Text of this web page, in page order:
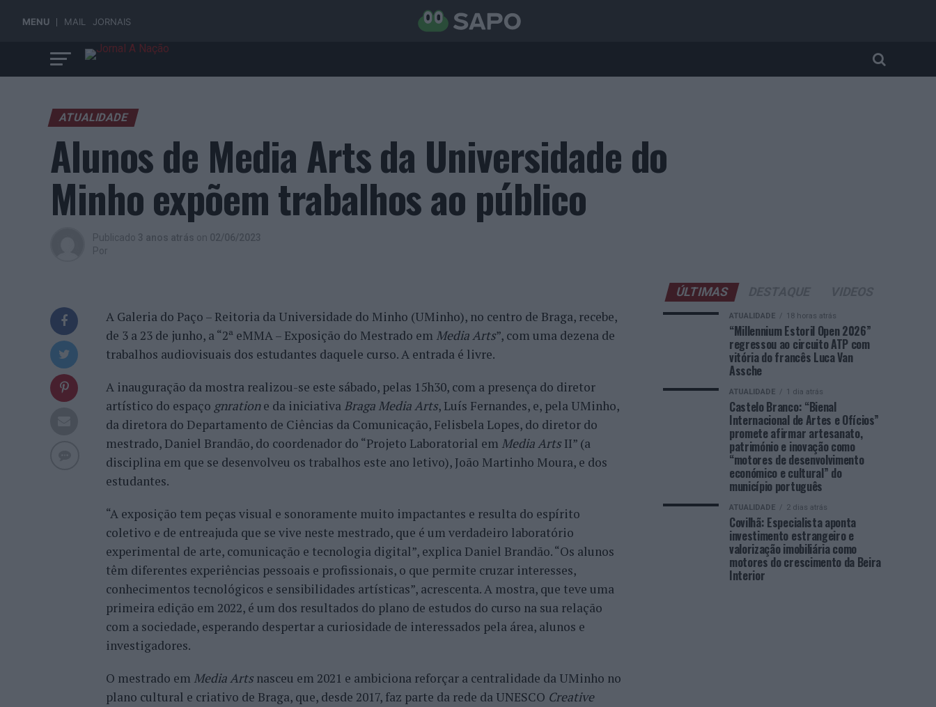
MENU MAIL JORNAIS
ATUALIDADE
Alunos de Media Arts da Universidade do
Minho expõem trabalhos ao público
Publicado 3 anos atrás on 02/06/2023
Por
A Galeria do Paço – Reitoria da Universidade do Minho (UMinho), no centro de Braga, recebe,
de 3 a 23 de junho, a “2ª eMMA – Exposição do Mestrado em Media Arts”, com uma dezena de
trabalhos audiovisuais dos estudantes daquele curso. A entrada é livre.
A inauguração da mostra realizou-se este sábado, pelas 15h30, com a presença do diretor
artístico do espaço gnratione da iniciativa Braga Media Arts, Luís Fernandes, e, pela UMinho,
da diretora do Departamento de Ciências da Comunicação, Felisbela Lopes, do diretor do
mestrado, Daniel Brandão, do coordenador do “Projeto Laboratorial em Media Arts II” (a
disciplina em que se desenvolveu os trabalhos este ano letivo), João Martinho Moura, e dos
estudantes.
“A exposição tem peças visual e sonoramente muito impactantes e resulta do espírito
coletivo e de entreajuda que se vive neste mestrado, que é um verdadeiro laboratório
experimental de arte, comunicação e tecnologia digital”, explica Daniel Brandão. “Os alunos
têm diferentes experiências pessoais e profissionais, o que permite cruzar interesses,
conhecimentos tecnológicos e sensibilidades artísticas”, acrescenta. A mostra, que teve uma
primeira edição em 2022, é um dos resultados do plano de estudos do curso na sua relação
com a sociedade, esperando despertar a curiosidade de interessados pela área, alunos e
investigadores.
O mestrado em Media Arts nasceu em 2021 e ambiciona reforçar a centralidade da UMinho no
plano cultural e criativo de Braga, que, desde 2017, faz parte da rede da UNESCO Creative
ÚLTIMAS
ATUALIDADE 18 horas atrás
“Millennium Estoril Open 2026”
regressou ao circuito ATP com
vitória do francês Luca Van
Assche
ATUALIDADE 1 dia atrás
Castelo Branco: “Bienal
Internacional de Artes e Ofícios”
promete afirmar artesanato,
património e inovação como
“motores de desenvolvimento
económico e cultural” do
município português
ATUALIDADE 2 dias atrás
Covilhã: Especialista aponta
investimento estrangeiro e
valorização imobiliária como
motores do crescimento da Beira
Interior